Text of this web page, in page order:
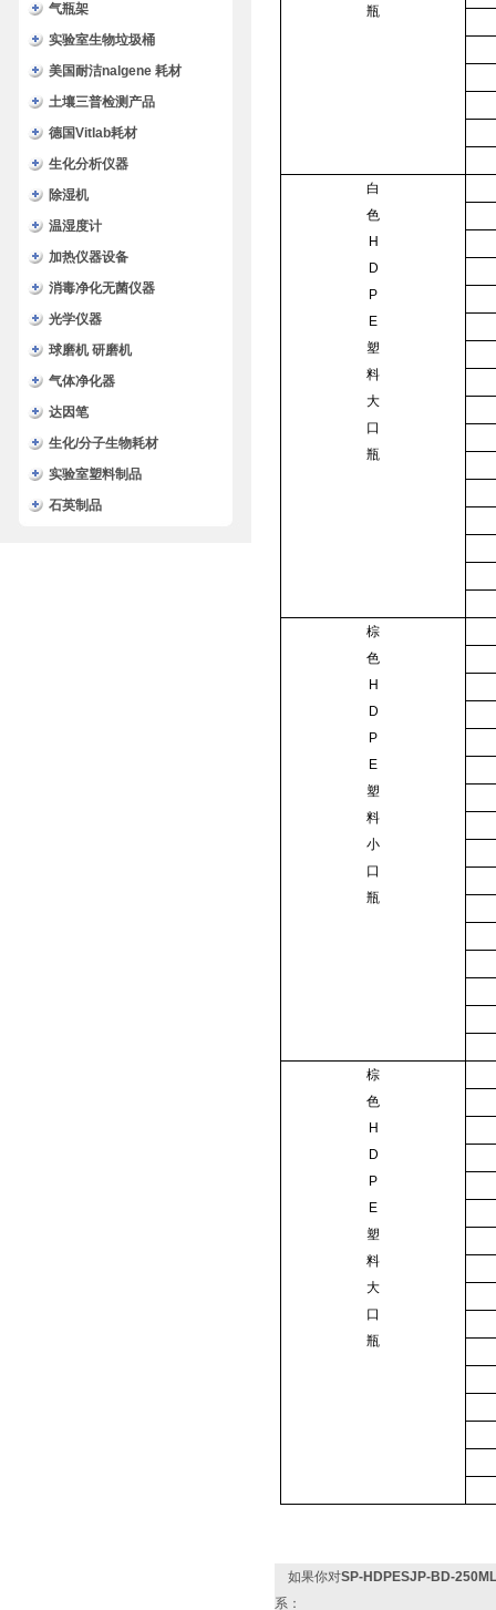
气瓶架
实验室生物垃圾桶
美国耐洁nalgene 耗材
土壤三普检测产品
德国Vitlab耗材
生化分析仪器
除湿机
温湿度计
加热仪器设备
消毒净化无菌仪器
光学仪器
球磨机 研磨机
气体净化器
达因笔
生化/分子生物耗材
实验室塑料制品
石英制品
瓶
白
色
H
D
P
E
塑
料
大
口
瓶
棕
色
H
D
P
E
塑
料
小
口
瓶
棕
色
H
D
P
E
塑
料
大
口
瓶
如果你对SP-HDPESJP-BD-
系：